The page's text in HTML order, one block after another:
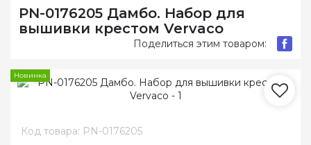
PN-0176205 Дамбо. Набор для
вышивки крестом Vervaco
Поделиться этим товаром:
Новинка
Код товара: PN-0176205